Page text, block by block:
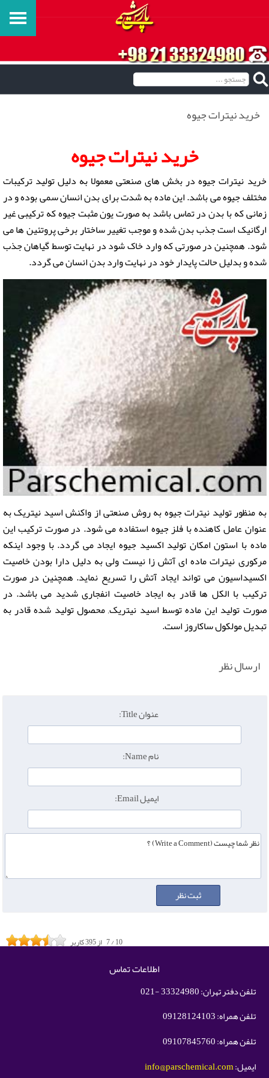
خرید نیترات جیوه
خرید نیترات جیوه
خرید نیترات جیوه در بخش های صنعتی معمولا به دلیل تولید ترکیبات
مختلف جیوه می باشد. این ماده به شدت برای بدن انسان سمی بوده و در
زمانی که با بدن در تماس باشد به صورت یون مثبت جیوه که ترکیبی غیر
ارگانیک است جذب بدن شده و موجب تغییر ساختار برخی پروتئین ها می
شود. همچنین در صورتی که وارد خاک شود در نهایت توسط گیاهان جذب
شده و بدلیل حالت پایدار خود در نهایت وارد بدن انسان می گردد.
به منظور تولید نیترات جیوه به روش صنعتی از واکنش اسید نیتریک به
عنوان عامل کاهنده با فلز جیوه استفاده می شود. در صورت ترکیب این
ماده با استون امکان تولید اکسید جیوه ایجاد می گردد. با وجود اینکه
مرکوری نیترات ماده ای آتش زا نیست ولی به دلیل دارا بودن خاصیت
اکسیداسیون می تواند ایجاد آتش را تسریع نماید. همچنین در صورت
ترکیب با الکل ها قادر به ایجاد خاصیت انفجاری شدید می باشد. در
صورت تولید این ماده توسط اسید نیتریک, محصول تولید شده قادر به
تبدیل مولکول ساکاروز است.
ارسال نظر
عنوان Title:
نام Name:
ایمیل Email:
7/10 از395کاربر
اطلاعات تماس
تلفن دفتر تهران: 33324980 -021
تلفن همراه: 09128124103
تلفن همراه: 09107845760
ایمیل:info@parschemical.com